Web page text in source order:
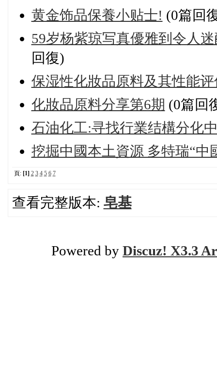
黄金饰品保養小贴士! (0篇回
59岁杨紫琼写真優雅到令人
回復)
保湿性化妝品原料及其性能评
化妝品原料分享第6期 (0篇回
石油化工:寻找行業结構分化
挖掘中國本土資源 多特瑞“中
頁: [1] 2 3 4 5 6 7
查看完整版本: 皂基
Powered by Discuz! X3.3